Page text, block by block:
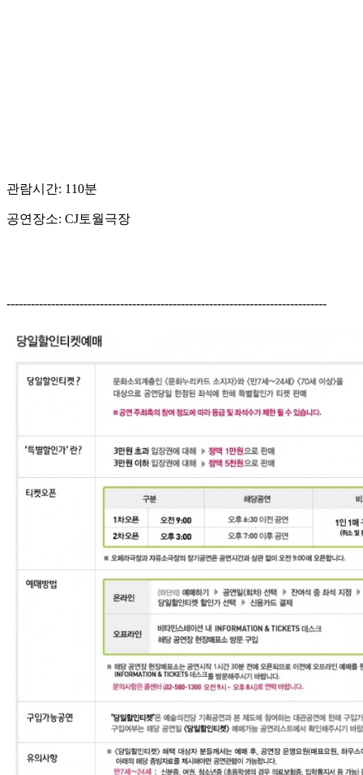
관람시간: 110분
공연장소: CJ토월극장
-------------------------------------------------------------------------------